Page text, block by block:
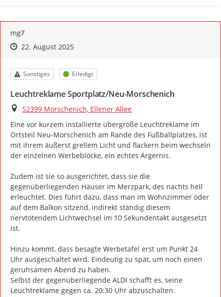
mg7
Zeitpunkt des Erstellens
Zeitpunkt des Erstellens
22. August 2025Zur Äußerung
Kategorie
Sonstiges Status
Erledigt
Leuchtreklame Sportplatz/Neu-Morschenich
Ort
52399 Morschenich, Ellener Allee
Eine vor kurzem installierte übergroße Leuchtreklame im
Ortsteil Neu-Morschenich am Rande des Fußballplatzes, ist
mit ihrem äußerst grellem Licht und flackern beim wechseln
der einzelnen Werbeblöcke, ein echtes Ärgernis.
Zudem ist sie so ausgerichtet, dass sie die
gegenüberliegenden Häuser im Merzpark, des nachts hell
erleuchtet. Dies führt dazu, dass man im Wohnzimmer oder
auf dem Balkon sitzend, indirekt ständig diesem
nervtötendem Lichtwechsel im 10 Sekundentakt ausgesetzt
ist.
Hinzu kommt, dass besagte Werbetafel erst um Punkt 24
Uhr ausgeschaltet wird. Eindeutig zu spät, um noch einen
geruhsamen Abend zu haben.
Selbst der gegenüberliegende ALDI schafft es, seine
Leuchtreklame gegen ca. 20:30 Uhr abzuschalten.